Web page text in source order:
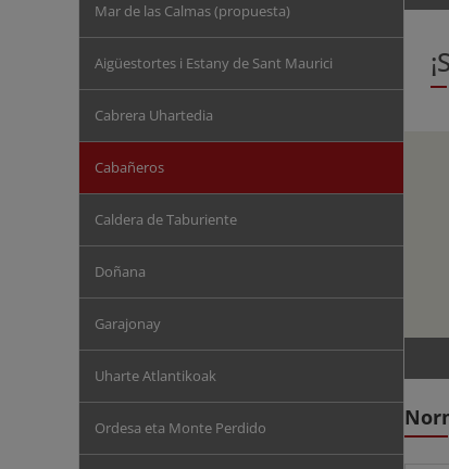
Mar de las Calmas (propuesta)
Aigüestortes i Estany de Sant Maurici
Cabrera Uhartedia
Cabañeros
Caldera de Taburiente
Doñana
Garajonay
Uharte Atlantikoak
Ordesa eta Monte Perdido